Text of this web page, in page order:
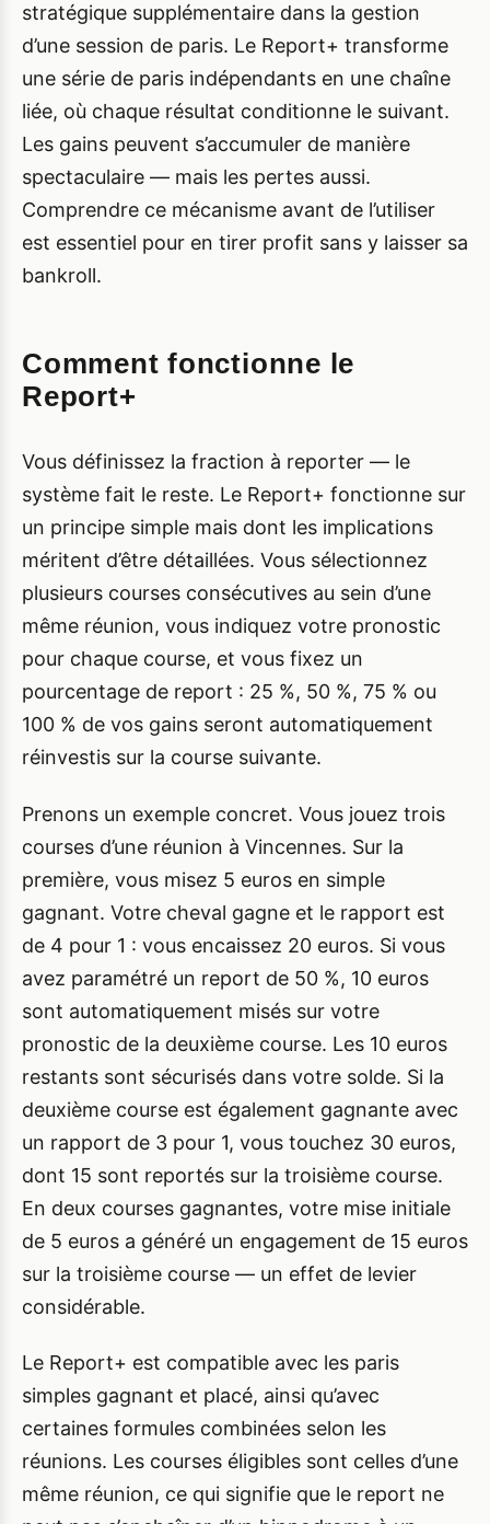
stratégique supplémentaire dans la gestion
d’une session de paris. Le Report+ transforme
une série de paris indépendants en une chaîne
liée, où chaque résultat conditionne le suivant.
Les gains peuvent s’accumuler de manière
spectaculaire — mais les pertes aussi.
Comprendre ce mécanisme avant de l’utiliser
est essentiel pour en tirer profit sans y laisser sa
bankroll.
Comment fonctionne le
Report+
Vous définissez la fraction à reporter — le
système fait le reste. Le Report+ fonctionne sur
un principe simple mais dont les implications
méritent d’être détaillées. Vous sélectionnez
plusieurs courses consécutives au sein d’une
même réunion, vous indiquez votre pronostic
pour chaque course, et vous fixez un
pourcentage de report : 25 %, 50 %, 75 % ou
100 % de vos gains seront automatiquement
réinvestis sur la course suivante.
Prenons un exemple concret. Vous jouez trois
courses d’une réunion à Vincennes. Sur la
première, vous misez 5 euros en simple
gagnant. Votre cheval gagne et le rapport est
de 4 pour 1 : vous encaissez 20 euros. Si vous
avez paramétré un report de 50 %, 10 euros
sont automatiquement misés sur votre
pronostic de la deuxième course. Les 10 euros
restants sont sécurisés dans votre solde. Si la
deuxième course est également gagnante avec
un rapport de 3 pour 1, vous touchez 30 euros,
dont 15 sont reportés sur la troisième course.
En deux courses gagnantes, votre mise initiale
de 5 euros a généré un engagement de 15 euros
sur la troisième course — un effet de levier
considérable.
Le Report+ est compatible avec les paris
simples gagnant et placé, ainsi qu’avec
certaines formules combinées selon les
réunions. Les courses éligibles sont celles d’une
même réunion, ce qui signifie que le report ne